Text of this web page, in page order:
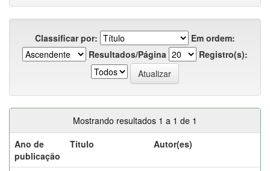
Classificar por:
Em ordem:
Resultados/Página
Registro(s):
Mostrando resultados 1 a 1 de 1
Ano de
publicação
Título Autor(es)